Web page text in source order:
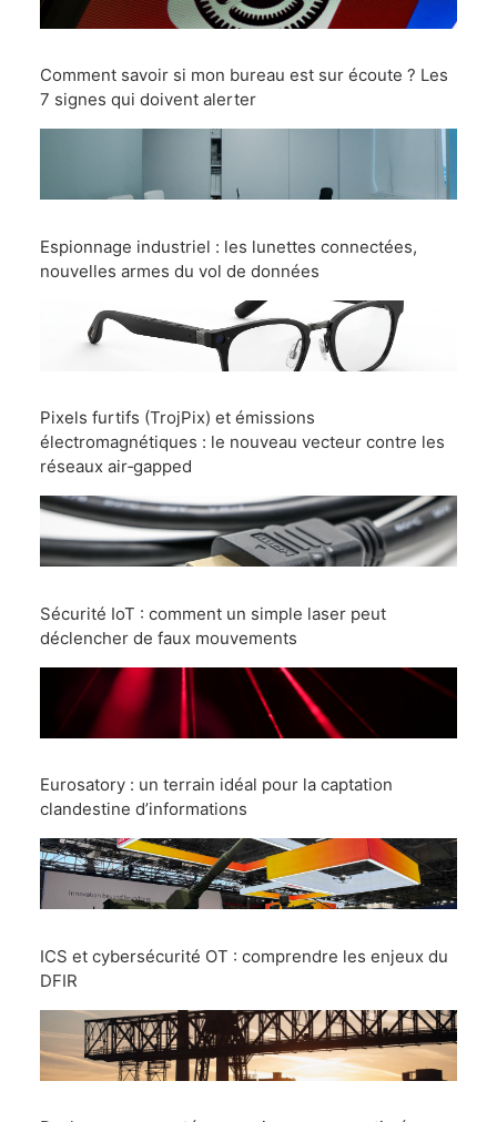
Comment savoir si mon bureau est sur écoute ? Les
7 signes qui doivent alerter
Espionnage industriel : les lunettes connectées,
nouvelles armes du vol de données
Pixels furtifs (TrojPix) et émissions
électromagnétiques : le nouveau vecteur contre les
réseaux air‑gapped
Sécurité IoT : comment un simple laser peut
déclencher de faux mouvements
Eurosatory : un terrain idéal pour la captation
clandestine d’informations
ICS et cybersécurité OT : comprendre les enjeux du
DFIR